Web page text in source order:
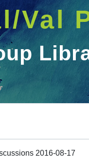
Val
2016-08-17